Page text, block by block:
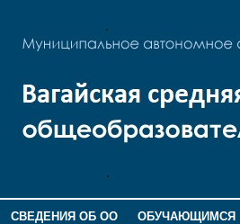
СВЕДЕНИЯ ОБ ОО ОБУЧАЮЩИМСЯ